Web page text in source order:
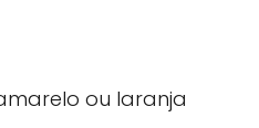
ou laranja